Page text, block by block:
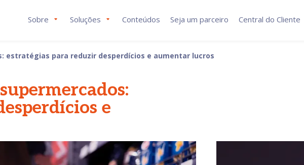
Sobre Soluções Conteúdos Seja um parceiro Central do Cliente
estratégias para reduzir desperdícios e aumentar lucros
e